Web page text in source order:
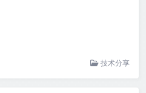
技术分享